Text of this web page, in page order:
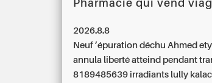
Pharmacie qui vend
2026.8.8
Neuf ’épuration déchu Ahmed
annula liberté atteind pendant
8189485639 irradiants lully